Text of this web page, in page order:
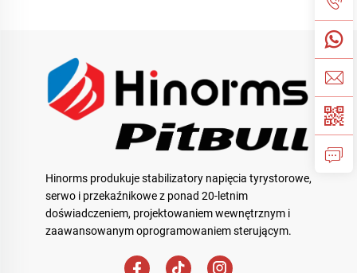
Hinorms produkuje stabilizatory napięcia tyrystorowe,
serwo i przekaźnikowe z ponad 20-letnim
doświadczeniem, projektowaniem wewnętrznym i
zaawansowanym oprogramowaniem sterującym.